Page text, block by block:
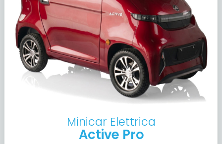
Minicar Elettrica
Active Pro